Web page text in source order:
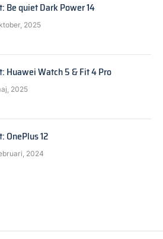
Be quiet Dark Power 14
2025
Huawei Watch 5 & Fit 4 Pro
2025
OnePlus 12
2024